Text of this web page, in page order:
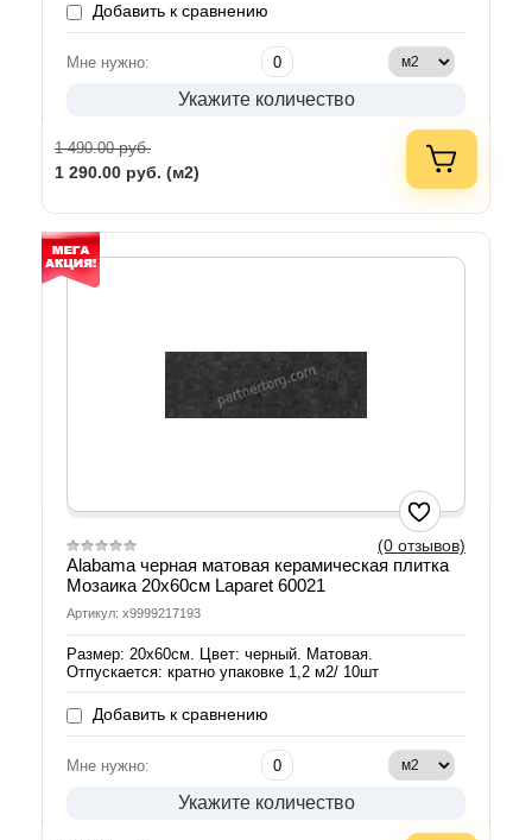
Добавить к сравнению
Мне нужно:
Укажите количество
1 490.00руб.
1 290.00 руб. (м2)
(0 отзывов)
Alabama черная матовая керамическая плитка
Мозаика 20х60см Laparet 60021
Артикул: х9999217193
Размер: 20х60см. Цвет: черный. Матовая.
Отпускается: кратно упаковке 1,2 м2/ 10шт
Добавить к сравнению
Мне нужно:
Укажите количество